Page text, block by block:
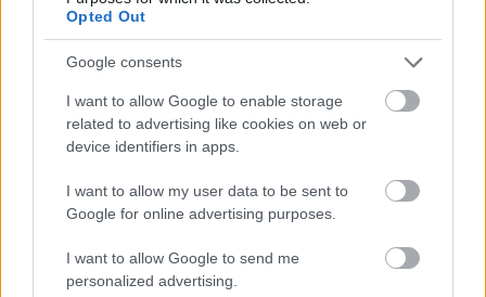
Opted Out
Google consents
I want to allow Google to enable storage
related to advertising like cookies on web or
device identifiers in apps.
I want to allow my user data to be sent to
Google for online advertising purposes.
I want to allow Google to send me
personalized advertising.